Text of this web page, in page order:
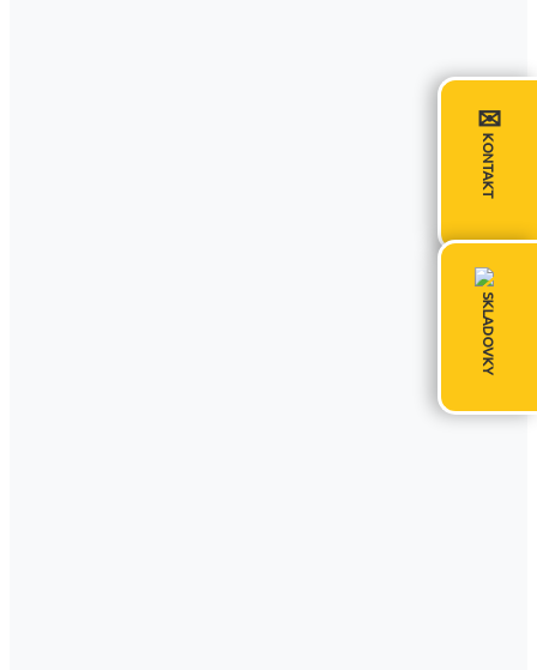
✉
KONTAKT
SKLADOVKY